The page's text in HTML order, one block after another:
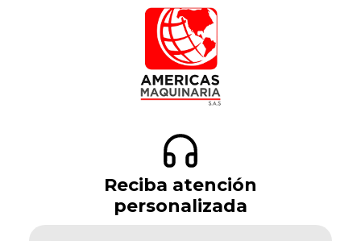
Reciba atención
personalizada